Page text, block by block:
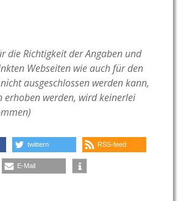
die Richtigkeit der Angaben und
Webseiten wie auch für den
ausgeschlossen werden kann,
erhoben werden, wird keinerlei
twittern RSS-feed
E-Mail